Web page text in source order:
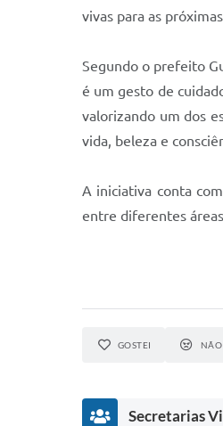
vivas para as
Segundo o prefeito
é um gesto de
valorizando um dos
vida, beleza e
A iniciativa conta
entre diferentes
GOSTEI NÃO
Secretarias